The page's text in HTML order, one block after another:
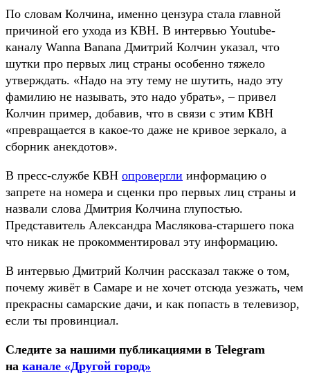
По словам Колчина, именно цензура стала главной
причиной его ухода из КВН. В интервью Youtube-
каналу Wanna Banana Дмитрий Колчин указал, что
шутки про первых лиц страны особенно тяжело
утверждать. «Надо на эту тему не шутить, надо эту
фамилию не называть, это надо убрать», – привел
Колчин пример, добавив, что в связи с этим КВН
«превращается в какое-то даже не кривое зеркало, а
сборник анекдотов».
В пресс-службе КВН опровергли информацию о
запрете на номера и сценки про первых лиц страны и
назвали слова Дмитрия Колчина глупостью.
Представитель Александра Маслякова-старшего пока
что никак не прокомментировал эту информацию.
В интервью Дмитрий Колчин рассказал также о том,
почему живёт в Самаре и не хочет отсюда уезжать, чем
прекрасны самарские дачи, и как попасть в телевизор,
если ты провинциал.
Следите за нашими публикациями в Telegram
на канале «Другой город»